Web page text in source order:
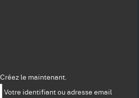
Créez le maintenant.
Votre identifiant ou adresse email